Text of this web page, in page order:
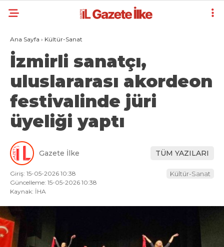
Ana Sayfa › Kültür-Sanat
İzmirli sanatçı,
uluslararası akordeon
festivalinde jüri
üyeliği yaptı
Gazete İlke TÜM YAZILARI
Giriş: 15-05-2026 10:38
Güncelleme: 15-05-2026 10:38
Kaynak: İHA
Kültür-Sanat